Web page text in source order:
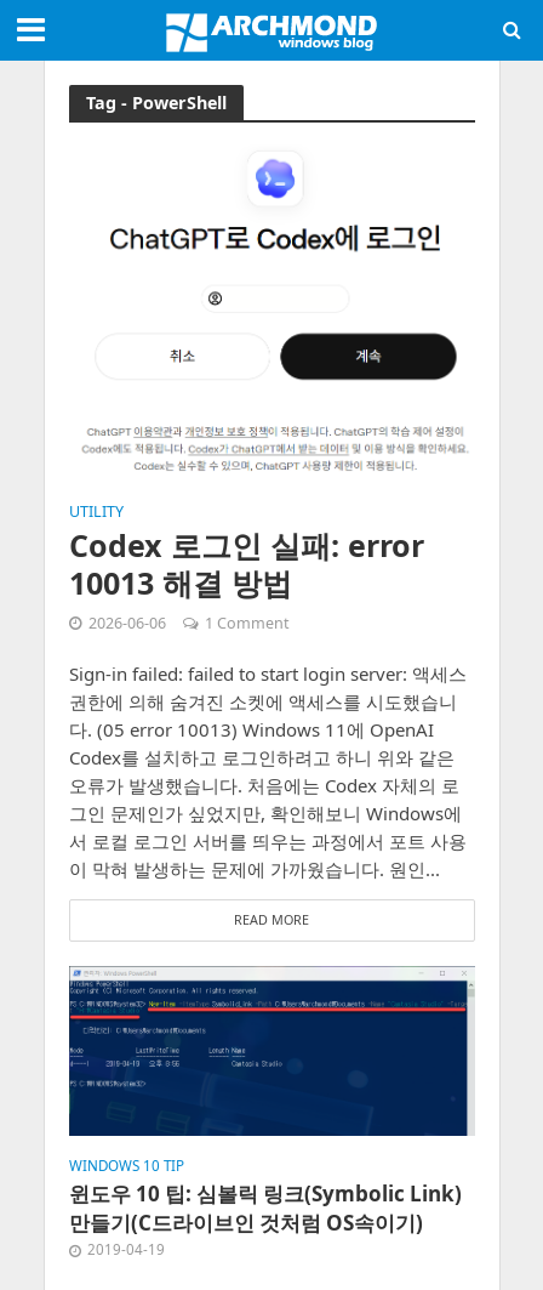
Tag - PowerShell
UTILITY
Codex 로그인 실패: error
10013 해결 방법
2026-06-06 1 Comment
Sign-in failed: failed to start login server: 액세스
권한에 의해 숨겨진 소켓에 액세스를 시도했습니
다. (05 error 10013) Windows 11에 OpenAI
Codex를 설치하고 로그인하려고 하니 위와 같은
오류가 발생했습니다. 처음에는 Codex 자체의 로
그인 문제인가 싶었지만, 확인해보니 Windows에
서 로컬 로그인 서버를 띄우는 과정에서 포트 사용
이 막혀 발생하는 문제에 가까웠습니다. 원인...
READ MORE
WINDOWS 10 TIP
윈도우 10 팁: 심볼릭 링크(Symbolic Link)
만들기(C드라이브인 것처럼 OS속이기)
2019-04-19